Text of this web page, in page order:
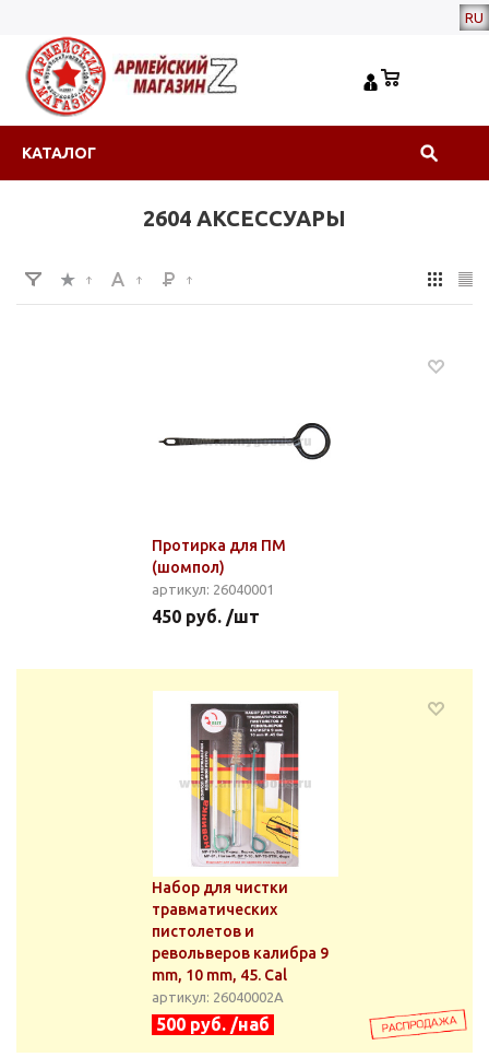
RU
КАТАЛОГ
2604 АКСЕССУАРЫ
Протирка для ПМ
(шомпол)
артикул: 26040001
450 руб. /шт
Набор для чистки
травматических
пистолетов и
револьверов калибра 9
mm, 10 mm, 45. Cal
артикул: 26040002А
500 руб. /наб